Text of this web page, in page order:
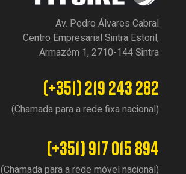
Av. Pedro Álvares Cabral
Centro Empresarial Sintra Estoril,
Armazém 1, 2710-144 Sintra
(+351) 219 243 282
(Chamada para a rede fixa nacional)
(+351) 917 015 894
(Chamada para a rede móvel nacional)